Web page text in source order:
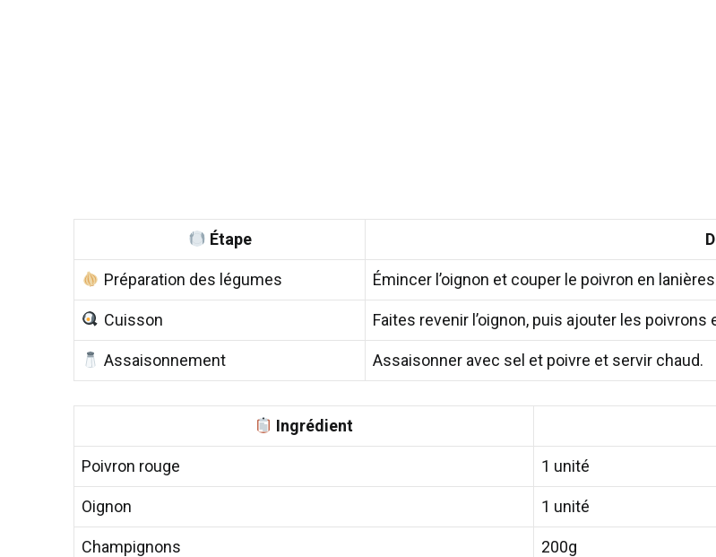
Étape
Préparation des légumes Émincer l’oignon et couper le poivron en
Cuisson Faites revenir l’oignon, puis ajouter les
Assaisonnement Assaisonner avec sel et poivre et servir chaud.
Ingrédient
Poivron rouge 1 unité
Oignon 1 unité
Champignons 200g